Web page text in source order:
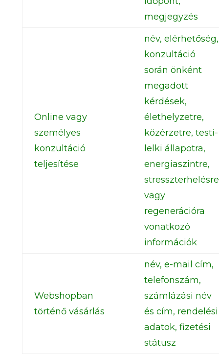
megjegyzés
Online vagy
személyes
konzultáció
teljesítése
név, elérhetőség,
konzultáció
során önként
megadott
kérdések,
élethelyzetre,
közérzetre, testi-
lelki állapotra,
energiaszintre,
stresszterhelésre
vagy
regenerációra
vonatkozó
információk
Webshopban
történő vásárlás
név, e-mail cím,
telefonszám,
számlázási név
és cím, rendelési
adatok, fizetési
státusz